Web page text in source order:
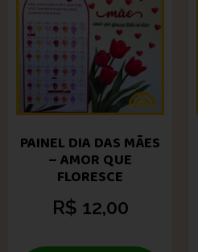
PAINEL DIA DAS MÃES
– AMOR QUE
FLORESCE
R$ 12,00